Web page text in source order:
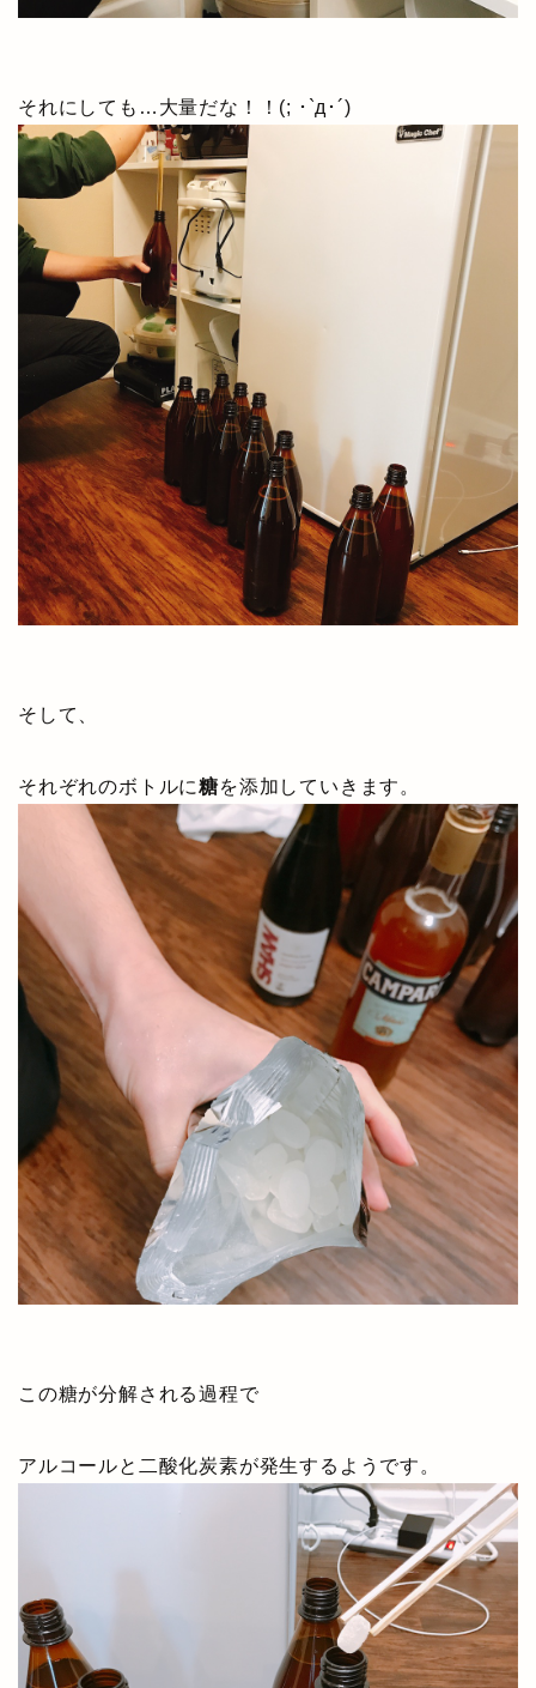
それにしても…大量だな！！(; ･`д･´)
そして、
それぞれのボトルに糖を添加していきます。
この糖が分解される過程で
アルコールと二酸化炭素が発生するようです。